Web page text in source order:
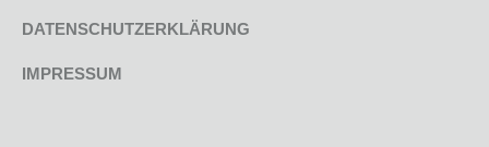
DATENSCHUTZERKLÄRUNG
IMPRESSUM